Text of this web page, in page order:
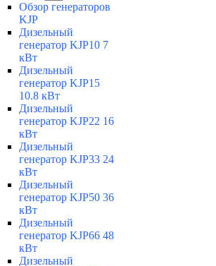
Обзор генераторов
KJP
Дизельный
генератор KJP10 7
кВт
Дизельный
генератор KJP15
10.8 кВт
Дизельный
генератор KJP22 16
кВт
Дизельный
генератор KJP33 24
кВт
Дизельный
генератор KJP50 36
кВт
Дизельный
генератор KJP66 48
кВт
Дизельный